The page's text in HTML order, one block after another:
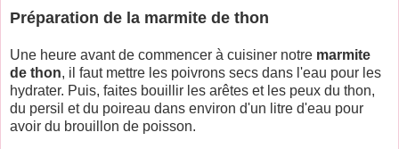
Préparation de la marmite de thon
Une heure avant de commencer à cuisiner notre marmite
de thon, il faut mettre les poivrons secs dans l'eau pour les
hydrater. Puis, faites bouillir les arêtes et les peux du thon,
du persil et du poireau dans environ d'un litre d'eau pour
avoir du brouillon de poisson.